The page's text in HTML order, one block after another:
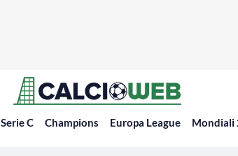
Serie C Champions Europa League Mondiali